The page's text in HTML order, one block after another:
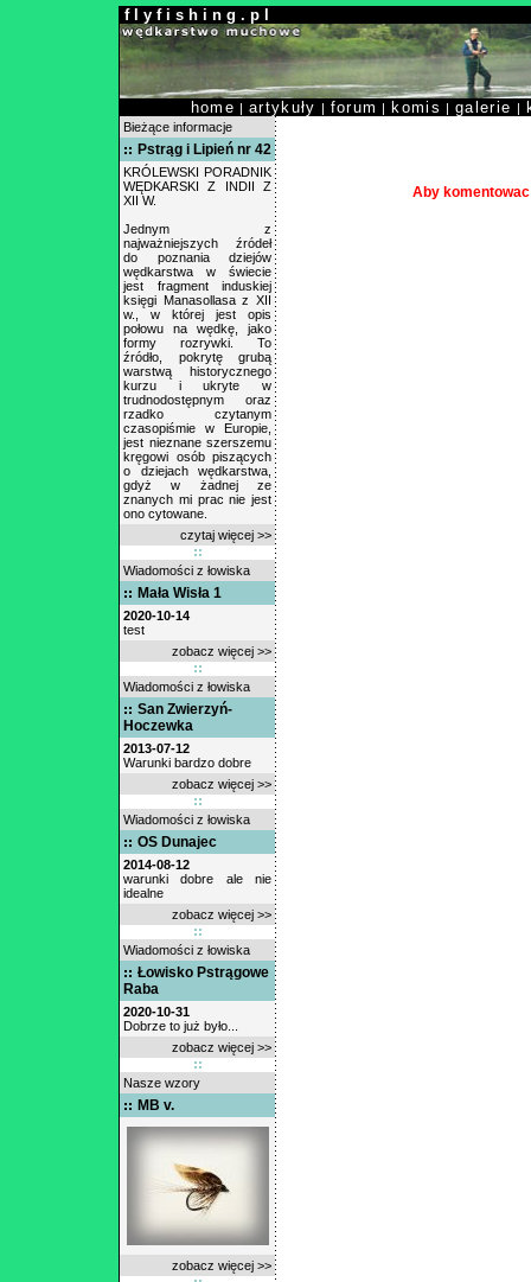
f l y f i s h i n g . p l
home |artykuły | forum | komis |galerie |
Bieżące informacje
Pstrąg i Lipień nr 42
KRÓLEWSKI PORADNIK
WĘDKARSKI Z INDII Z
XII W.
Jednym z
najważniejszych źródeł
do poznania dziejów
wędkarstwa w świecie
jest fragment induskiej
księgi Manasollasa z XII
w., w której jest opis
połowu na wędkę, jako
formy rozrywki. To
źródło, pokrytę grubą
warstwą historycznego
kurzu i ukryte w
trudnodostępnym oraz
rzadko czytanym
czasopiśmie w Europie,
jest nieznane szerszemu
kręgowi osób piszących
o dziejach wędkarstwa,
gdyż w żadnej ze
znanych mi prac nie jest
ono cytowane.
czytaj więcej >>
Wiadomości z łowiska
Mała Wisła 1
2020-10-14
test
zobacz więcej >>
Wiadomości z łowiska
San Zwierzyń-
Hoczewka
2013-07-12
Warunki bardzo dobre
zobacz więcej >>
Wiadomości z łowiska
OS Dunajec
2014-08-12
warunki dobre ale nie
idealne
zobacz więcej >>
Wiadomości z łowiska
Łowisko Pstrągowe
Raba
2020-10-31
Dobrze to już było...
zobacz więcej >>
Nasze wzory
MB v.
zobacz więcej >>
Aby